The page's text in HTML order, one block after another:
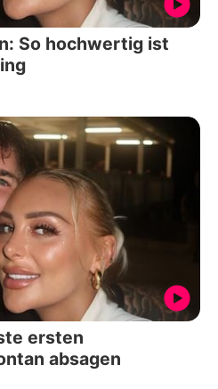
So hochwertig ist
ersten
absagen